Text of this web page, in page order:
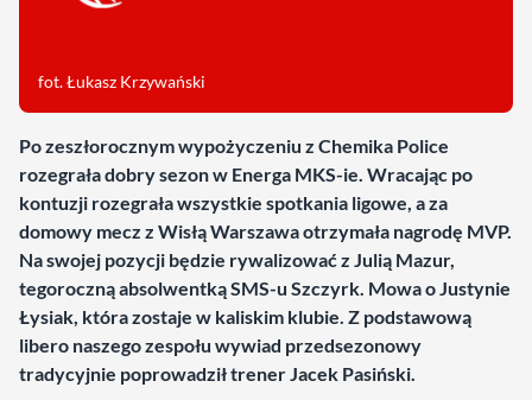
fot. Łukasz Krzywański
Po zeszłorocznym wypożyczeniu z Chemika Police
rozegrała dobry sezon w Energa MKS-ie. Wracając po
kontuzji rozegrała wszystkie spotkania ligowe, a za
domowy mecz z Wisłą Warszawa otrzymała nagrodę MVP.
Na swojej pozycji będzie rywalizować z Julią Mazur,
tegoroczną absolwentką SMS-u Szczyrk. Mowa o Justynie
Łysiak, która zostaje w kaliskim klubie. Z podstawową
libero naszego zespołu wywiad przedsezonowy
tradycyjnie poprowadził trener Jacek Pasiński.